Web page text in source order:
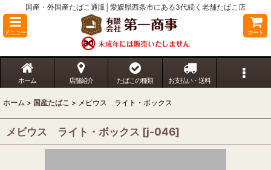
国産・外国産たばこ通販│愛媛県西条市にある3代続く老舗たばこ店
メニュー カート
ホーム 店舗紹介 たばこの種類 お支払い・送料
ホーム > 国産たばこ > メビウス ライト・ボックス
メビウス ライト・ボックス [j-046]